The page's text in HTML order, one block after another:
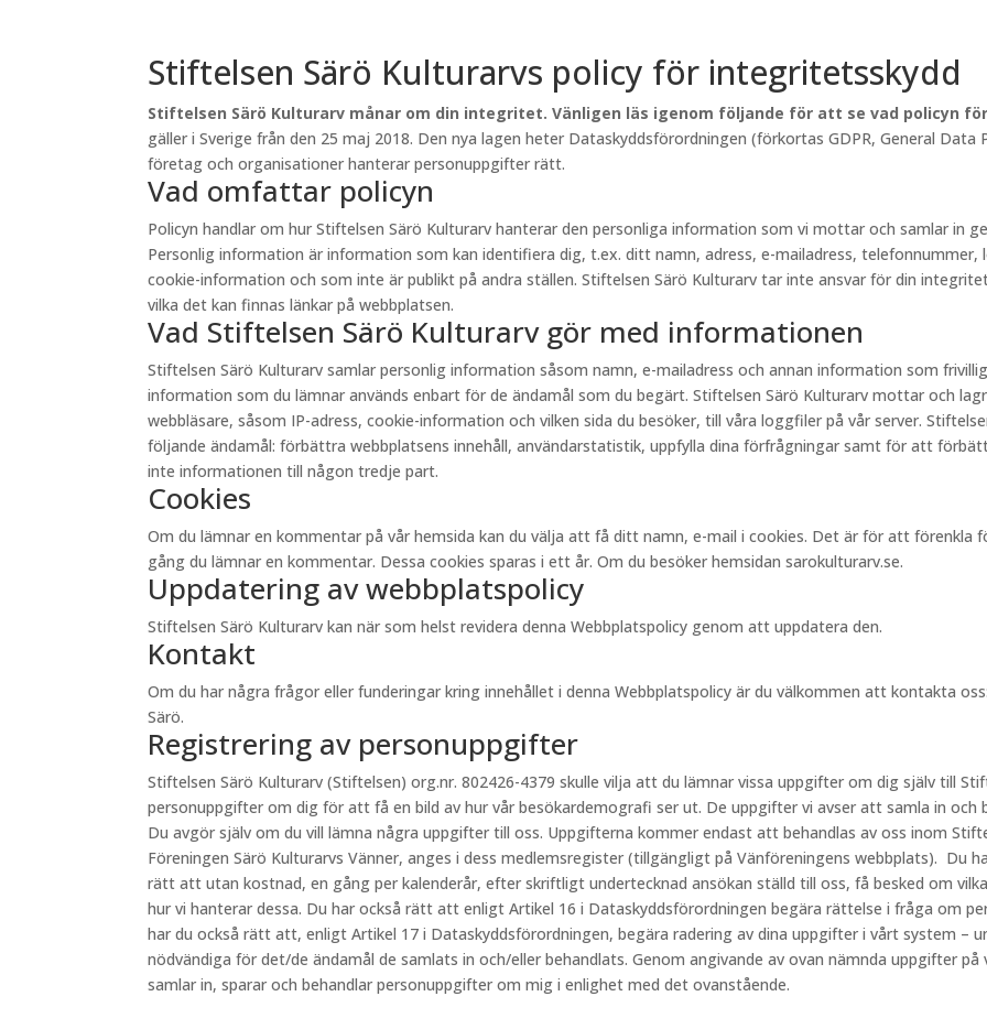
Stiftelsen Särö Kulturarvs policy för integritetsskydd
Stiftelsen Särö Kulturarv månar om din integritet. Vänligen läs igenom följande för att se vad policyn
gäller i Sverige från den 25 maj 2018. Den nya lagen heter Dataskyddsförordningen (förkortas GDPR, General
företag och organisationer hanterar personuppgifter rätt.
Vad omfattar policyn
Policyn handlar om hur Stiftelsen Särö Kulturarv hanterar den personliga information som vi mottar och samlar in
Personlig information är information som kan identifiera dig, t.ex. ditt namn, adress, e-mailadress, telefonnummer,
cookie-information och som inte är publikt på andra ställen. Stiftelsen Särö Kulturarv tar inte ansvar för din
vilka det kan finnas länkar på webbplatsen.
Vad Stiftelsen Särö Kulturarv gör med informationen
Stiftelsen Särö Kulturarv samlar personlig information såsom namn, e-mailadress och annan information som
information som du lämnar används enbart för de ändamål som du begärt. Stiftelsen Särö Kulturarv mottar och
webbläsare, såsom IP-adress, cookie-information och vilken sida du besöker, till våra loggfiler på vår server.
följande ändamål: förbättra webbplatsens innehåll, användarstatistik, uppfylla dina förfrågningar samt för att
inte informationen till någon tredje part.
Cookies
Om du lämnar en kommentar på vår hemsida kan du välja att få ditt namn, e-mail i cookies. Det är för att förenkla
gång du lämnar en kommentar. Dessa cookies sparas i ett år. Om du besöker hemsidan sarokulturarv.se.
Uppdatering av webbplatspolicy
Stiftelsen Särö Kulturarv kan när som helst revidera denna Webbplatspolicy genom att uppdatera den.
Kontakt
Om du har några frågor eller funderingar kring innehållet i denna Webbplatspolicy är du välkommen att kontakta
Särö.
Registrering av personuppgifter
Stiftelsen Särö Kulturarv (Stiftelsen) org.nr. 802426-4379 skulle vilja att du lämnar vissa uppgifter om dig själv till
personuppgifter om dig för att få en bild av hur vår besökardemografi ser ut. De uppgifter vi avser att samla in och
Du avgör själv om du vill lämna några uppgifter till oss. Uppgifterna kommer endast att behandlas av oss inom
Föreningen Särö Kulturarvs Vänner, anges i dess medlemsregister (tillgängligt på Vänföreningens webbplats). Du
rätt att utan kostnad, en gång per kalenderår, efter skriftligt undertecknad ansökan ställd till oss, få besked om
hur vi hanterar dessa. Du har också rätt att enligt Artikel 16 i Dataskyddsförordningen begära rättelse i fråga om
har du också rätt att, enligt Artikel 17 i Dataskyddsförordningen, begära radering av dina uppgifter i vårt system
nödvändiga för det/de ändamål de samlats in och/eller behandlats. Genom angivande av ovan nämnda uppgifter
samlar in, sparar och behandlar personuppgifter om mig i enlighet med det ovanstående.